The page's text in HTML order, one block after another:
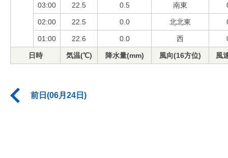
03:00 22.5 0.5 南東
02:00 22.5 0.0 北北東
01:00 22.6 0.0 西
日時 気温(℃) 降水量(mm) 風向(16方位) 風
前日(06月24日)